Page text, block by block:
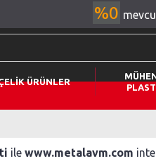
%0
ÜRÜNLER
ile www.metalavm.com